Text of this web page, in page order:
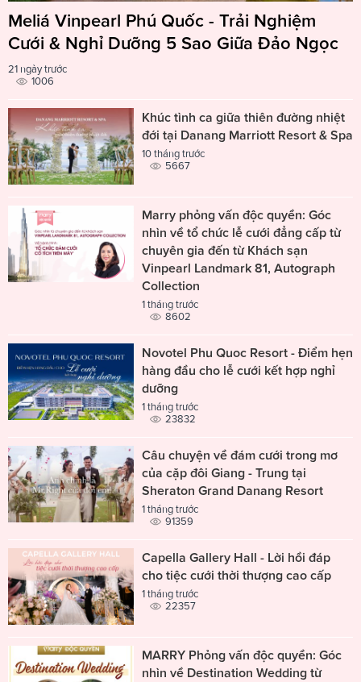
Meliá Vinpearl Phú Quốc - Trải Nghiệm
Cưới & Nghỉ Dưỡng 5 Sao Giữa Đảo Ngọc
21 ngày trước
1006
Khúc tình ca giữa thiên đường nhiệt
đới tại Danang Marriott Resort & Spa
10 tháng trước
5667
Marry phỏng vấn độc quyền: Góc
nhìn về tổ chức lễ cưới đẳng cấp từ
chuyên gia đến từ Khách sạn
Vinpearl Landmark 81, Autograph
Collection
1 tháng trước
8602
Novotel Phu Quoc Resort - Điểm hẹn
hàng đầu cho lễ cưới kết hợp nghỉ
dưỡng
1 tháng trước
23832
Câu chuyện về đám cưới trong mơ
của cặp đôi Giang - Trung tại
Sheraton Grand Danang Resort
1 tháng trước
91359
Capella Gallery Hall - Lời hồi đáp
cho tiệc cưới thời thượng cao cấp
1 tháng trước
22357
MARRY Phỏng vấn độc quyền: Góc
nhìn về Destination Wedding từ